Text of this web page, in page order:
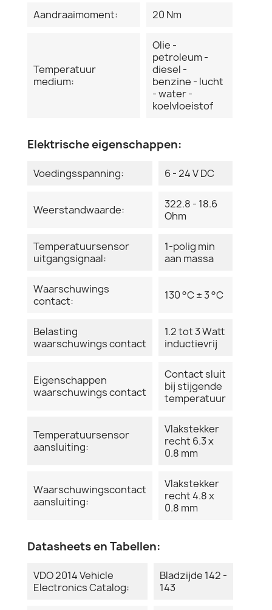
Aandraaimoment: 20 Nm
Temperatuur
medium:
Olie -
petroleum -
diesel -
benzine - lucht
- water -
koelvloeistof
Elektrische eigenschappen:
Voedingsspanning: 6 - 24 V DC
Weerstandwaarde:
322.8 - 18.6
Ohm
Temperatuursensor
uitgangsignaal:
1-polig min
aan massa
Waarschuwings
contact:
130 °C ± 3 °C
Belasting
waarschuwings contact
1.2 tot 3 Watt
inductievrij
Eigenschappen
waarschuwings contact
Contact sluit
bij stijgende
temperatuur
Temperatuursensor
aansluiting:
Vlakstekker
recht 6.3 x
0.8 mm
Waarschuwingscontact
aansluiting:
Vlakstekker
recht 4.8 x
0.8 mm
Datasheets en Tabellen:
VDO 2014 Vehicle
Electronics Catalog:
Bladzijde 142 -
143